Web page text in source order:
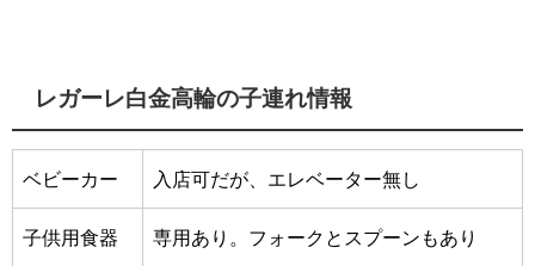
レガーレ白金高輪の子連れ情報
ベビーカー 入店可だが、エレベーター無し
子供用食器 専用あり。フォークとスプーンもあり